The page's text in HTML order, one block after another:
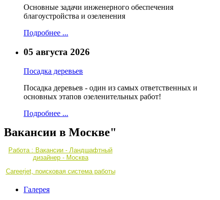
Основные задачи инженерного обеспечения
благоустройства и озеленения
Подробнее ...
05 августа 2026
Посадка деревьев
Посадка деревьев - один из самых ответственных и
основных этапов озеленительных работ!
Подробнее ...
Вакансии в Москве"
Работа : Вакансии - Ландшафтный
дизайнер - Москва
Careerjet, поисковая система работы
Галерея